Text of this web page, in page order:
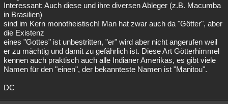
Interessant: Auch diese und ihre diversen Ableger (z.B. Macumba
in Brasilien)
sind im Kern monotheistisch! Man hat zwar auch da "Götter", aber
die Existenz
eines "Gottes" ist unbestritten, "er" wird aber nicht angerufen weil
er zu mächtig und damit zu gefährlich ist. Diese Art Götterhimmel
kennen auch praktisch auch alle Indianer Amerikas, es gibt viele
Namen für den "einen", der bekannteste Namen ist "Manitou".
DC